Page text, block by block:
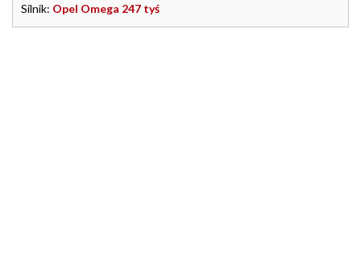
Silnik: Opel Omega 247 tyś